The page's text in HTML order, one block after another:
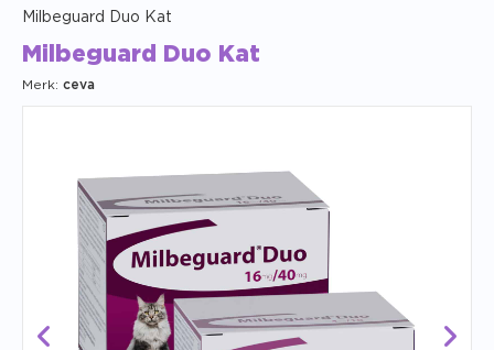
Milbeguard Duo Kat
Milbeguard Duo Kat
Merk: ceva